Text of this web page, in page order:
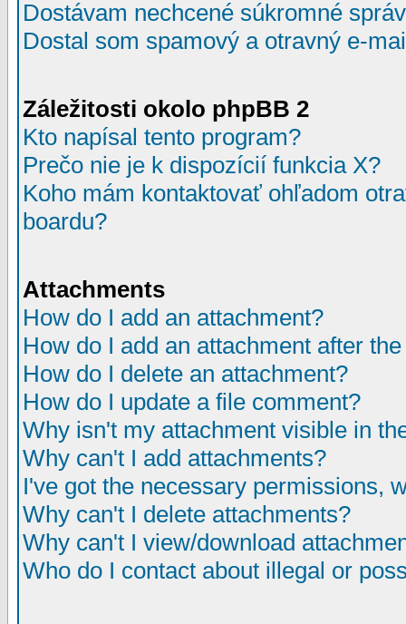
Dostávam nechcené súkromné
Dostal som spamový a otravný e-
Záležitosti okolo phpBB 2
Kto napísal tento program?
Prečo nie je k dispozícií funkcia X?
Koho mám kontaktovať ohľadom
boardu?
Attachments
How do I add an attachment?
How do I add an attachment after
How do I delete an attachment?
How do I update a file comment?
Why isn't my attachment visible in
Why can't I add attachments?
I've got the necessary permissions,
Why can't I delete attachments?
Why can't I view/download
Who do I contact about illegal or